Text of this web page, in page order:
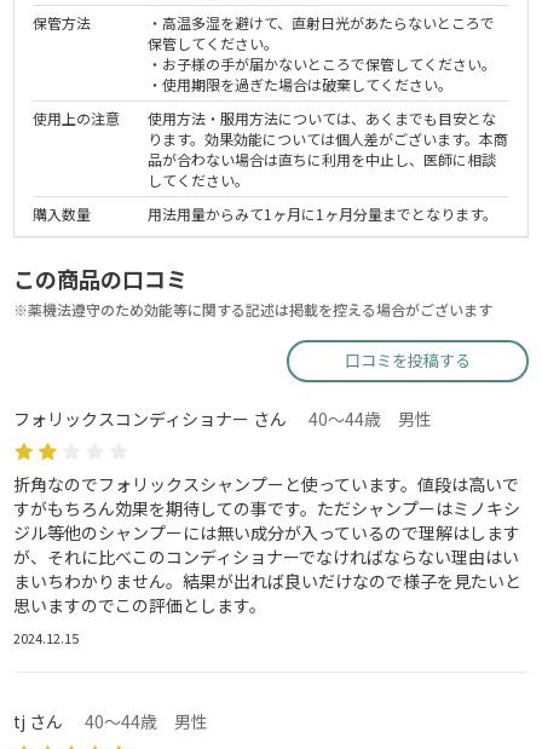
保管方法
・高温多湿を避けて、直射日光があたらないところで
保管してください。
・お子様の手が届かないところで保管してください。
・使用期限を過ぎた場合は破棄してください。
使用上の注意
使用方法・服用方法については、あくまでも目安とな
ります。効果効能については個人差がございます。本商
品が合わない場合は直ちに利用を中止し、医師に相談
してください。
購入数量
用法用量からみて1ヶ月に1ヶ月分量までとなります。
この商品の口コミ
※薬機法遵守のため効能等に関する記述は掲載を控える場合がございます
口コミを投稿する
フォリックスコンディショナー さん 40～44歳 男性
折角なのでフォリックスシャンプーと使っています。値段は高いで
すがもちろん効果を期待しての事です。ただシャンプーはミノキシ
ジル等他のシャンプーには無い成分が入っているので理解はします
が、それに比べこのコンディショナーでなければならない理由はい
まいちわかりません。結果が出れば良いだけなので様子を見たいと
思いますのでこの評価とします。
2024.12.15
tj さん 40～44歳 男性